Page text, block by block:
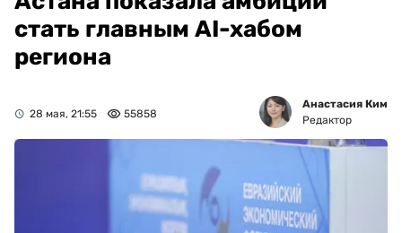
стать главным AI-хабом
региона
28 мая, 21:55 55858
Анастасия Ким
Редактор